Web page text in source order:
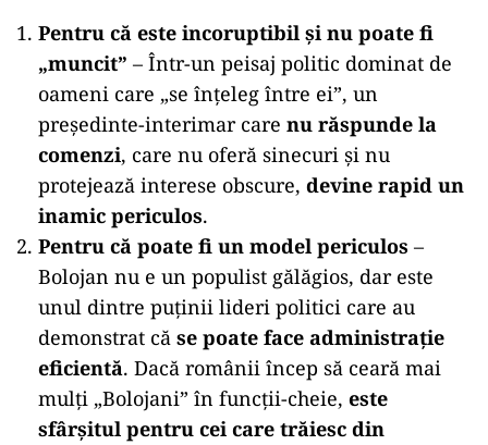
Pentru că este incoruptibil și nu poate fi
„muncit” – Într-un peisaj politic dominat de
oameni care „se înțeleg între ei”, un
președinte-interimar care nu răspunde la
comenzi, care nu oferă sinecuri și nu
protejează interese obscure, devine rapid un
inamic periculos.
Pentru că poate fi un model periculos –
Bolojan nu e un populist gălăgios, dar este
unul dintre puținii lideri politici care au
demonstrat că se poate face administrație
eficientă. Dacă românii încep să ceară mai
mulți „Bolojani” în funcții-cheie, este
sfârșitul pentru cei care trăiesc din